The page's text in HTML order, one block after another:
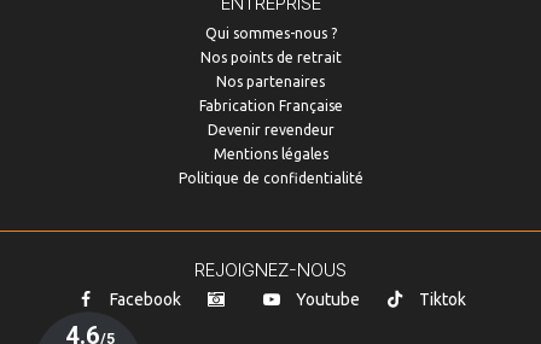
Qui sommes-nous ?
Nos points de retrait
Nos partenaires
Fabrication Française
Devenir revendeur
Mentions légales
Politique de confidentialité
REJOIGNEZ-NOUS
Facebook Youtube Tiktok